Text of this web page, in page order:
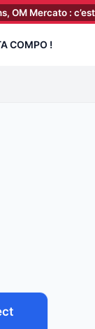
: c’est
COMPO !